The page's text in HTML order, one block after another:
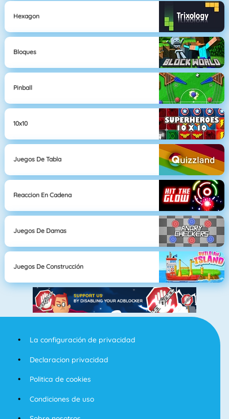
Hexagon
Bloques
Pinball
10x10
Juegos De Tabla
Reaccion En Cadena
Juegos De Damas
Juegos De Construcción
La configuración de privacidad
Declaracion privacidad
Politica de cookies
Condiciones de uso